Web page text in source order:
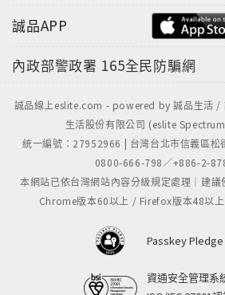
誠品APP
內政部警政署 165全民防騙網
誠品線上eslite.com - powered by 誠品生活 /
生活股份有限公司 (eslite
統一編號：27952966 | 台灣台北市信義區松
0800-666-798／+886-2-
本網站已依台灣網站內容分級規定處理｜建
Chrome版本60以上 / Firefox版本48以
Passkey Pledge
資通安全管理系